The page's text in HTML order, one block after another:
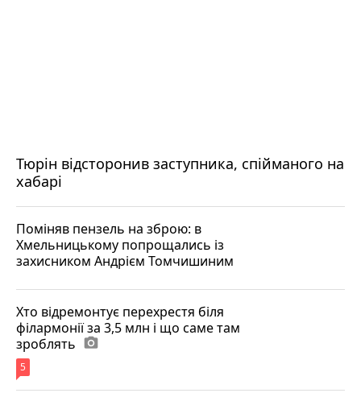
Тюрін відсторонив заступника, спійманого на
хабарі
Поміняв пензель на зброю: в
Хмельницькому попрощались із
захисником Андрієм Томчишиним
Хто відремонтує перехрестя біля
філармонії за 3,5 млн і що саме там
зроблять photo_camera
5